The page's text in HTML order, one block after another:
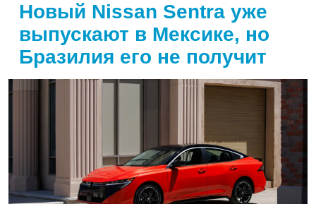
Новый Nissan Sentra уже
выпускают в Мексике, но
Бразилия его не получит